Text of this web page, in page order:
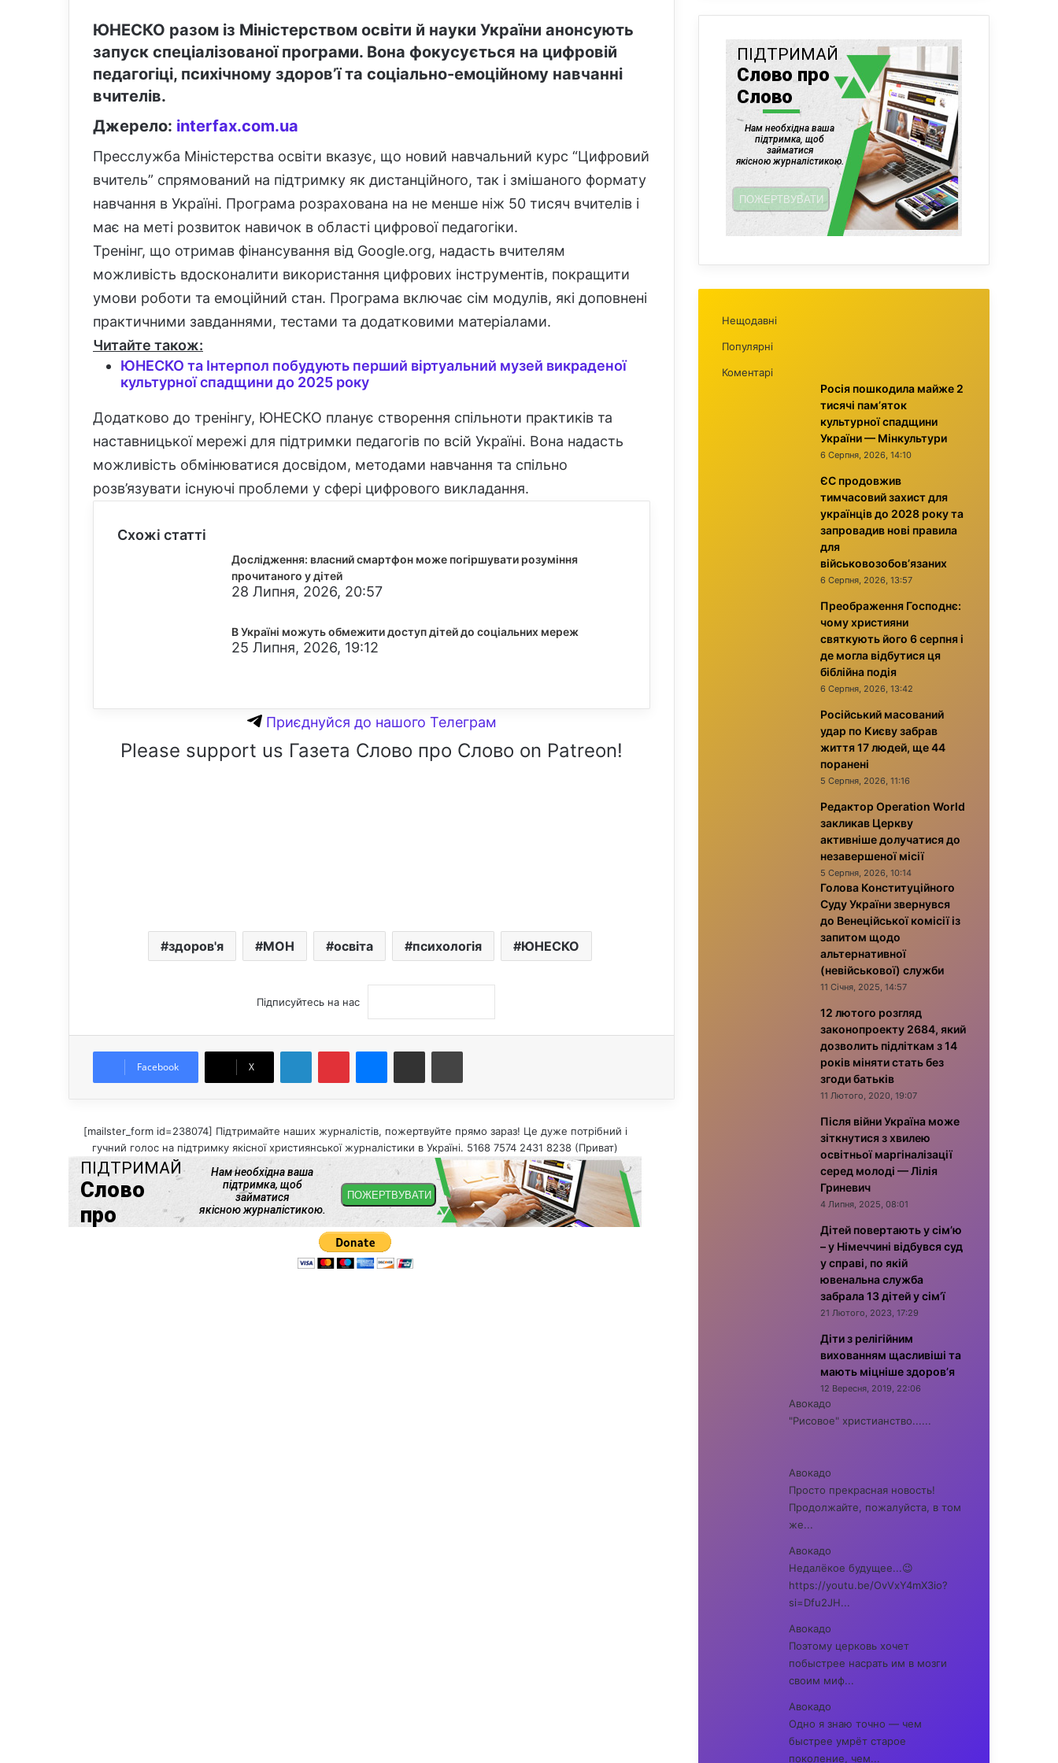
ЮНЕСКО разом із Міністерством освіти й науки України анонсують
запуск спеціалізованої програми. Вона фокусується на цифровій
педагогіці, психічному здоров’ї та соціально-емоційному навчанні
вчителів.
Джерело: interfax.com.ua
Пресслужба Міністерства освіти вказує, що новий навчальний курс “Цифровий
вчитель” спрямований на підтримку як дистанційного, так і змішаного формату
навчання в Україні. Програма розрахована на не менше ніж 50 тисяч вчителів і
має на меті розвиток навичок в області цифрової педагогіки.
Тренінг, що отримав фінансування від Google.org, надасть вчителям
можливість вдосконалити використання цифрових інструментів, покращити
умови роботи та емоційний стан. Програма включає сім модулів, які доповнені
практичними завданнями, тестами та додатковими матеріалами.
Читайте також:
ЮНЕСКО та Інтерпол побудують перший віртуальний музей викраденої
культурної спадщини до 2025 року
Додатково до тренінгу, ЮНЕСКО планує створення спільноти практиків та
наставницької мережі для підтримки педагогів по всій Україні. Вона надасть
можливість обмінюватися досвідом, методами навчання та спільно
розв’язувати існуючі проблеми у сфері цифрового викладання.
Схожі статті
Дослідження: власний смартфон може погіршувати розуміння
прочитаного у дітей
28 Липня, 2026, 20:57
В Україні можуть обмежити доступ дітей до соціальних мереж
25 Липня, 2026, 19:12
Приєднуйся до нашого Телеграм
Please support us Газета Слово про Слово on Patreon!
здоров'я МОН освіта психологія ЮНЕСКО
Підписуйтесь на нас
Facebook X
Поділитися електронною поштою
[mailster_form id=238074] Підтримайте наших журналістів, пожертвуйте прямо зараз! Це дуже потрібний і
гучний голос на підтримку якісної християнської журналістики в Україні. 5168 7574 2431 8238 (Приват)
Нещодавні
Популярні
Коментарі
Росія пошкодила майже 2
тисячі пам’яток
культурної спадщини
України — Мінкультури
6 Серпня, 2026, 14:10
ЄС продовжив
тимчасовий захист для
українців до 2028 року та
запровадив нові правила
для
військовозобов’язаних
6 Серпня, 2026, 13:57
Преображення Господнє:
чому християни
святкують його 6 серпня і
де могла відбутися ця
біблійна подія
6 Серпня, 2026, 13:42
Російський масований
удар по Києву забрав
життя 17 людей, ще 44
поранені
5 Серпня, 2026, 11:16
Редактор Operation World
закликав Церкву
активніше долучатися до
незавершеної місії
5 Серпня, 2026, 10:14
Голова Конституційного
Суду України звернувся
до Венеційської комісії із
запитом щодо
альтернативної
(невійськової) служби
11 Січня, 2025, 14:57
12 лютого розгляд
законопроекту 2684, який
дозволить підліткам з 14
років міняти стать без
згоди батьків
11 Лютого, 2020, 19:07
Після війни Україна може
зіткнутися з хвилею
освітньої маргіналізації
серед молоді — Лілія
Гриневич
4 Липня, 2025, 08:01
Дітей повертають у сім’ю
– у Німеччині відбувся суд
у справі, по якій
ювенальна служба
забрала 13 дітей у сім’ї
21 Лютого, 2023, 17:29
Діти з релігійним
вихованням щасливіші та
мають міцніше здоров’я
12 Вересня, 2019, 22:06
Авокадо
"Рисовое" христианство......
Авокадо
Просто прекрасная новость!
Продолжайте, пожалуйста, в том
же...
Авокадо
Недалёкое будущее...😉
https://youtu.be/OvVxY4mX3io?
si=Dfu2JH...
Авокадо
Поэтому церковь хочет
побыстрее насрать им в мозги
своим миф...
Авокадо
Одно я знаю точно — чем
быстрее умрёт старое
поколение, чем...